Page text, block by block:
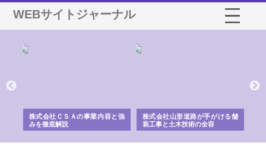
WEBサイトジャーナル
株式会社ＣＳＡの事業内容と強
みを徹底解説
株式会社山形道路が手がける舗
装工事と土木技術の全容